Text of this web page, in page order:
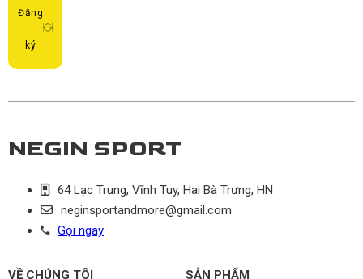
Đăng
ký
NEGIN SPORT
64 Lạc Trung, Vĩnh Tuy, Hai Bà Trưng, HN
neginsportandmore@gmail.com
Gọi ngay
VỀ CHÚNG TÔI SẢN PHẨM